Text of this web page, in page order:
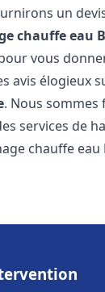
un
chauffe eau
vous
avis élogieux
. Nous
services de
chauffe eau